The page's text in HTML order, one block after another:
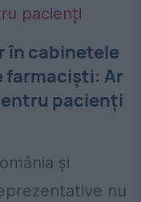
în cabinetele
farmaciști: Ar
pacienți
și
nu